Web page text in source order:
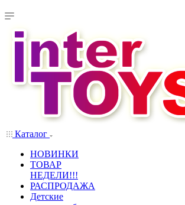
Каталог
НОВИНКИ
ТОВАР
НЕДЕЛИ!!!
РАСПРОДАЖА
Детские